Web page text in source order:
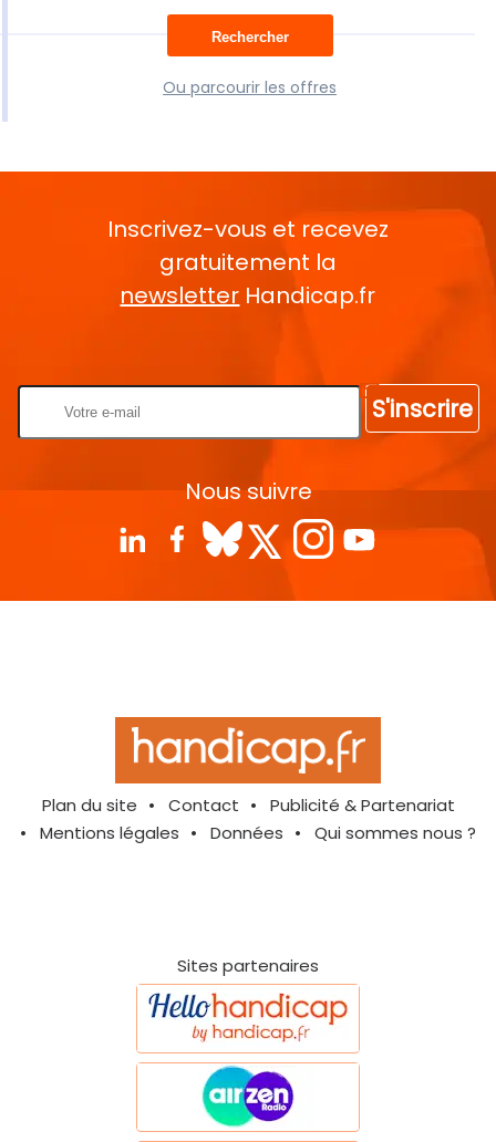
Ou parcourir les offres
Inscrivez-vous et recevez
gratuitement la
newsletter Handicap.fr
S'inscrire
Nous suivre
Plan du site Contact
Publicité & Partenariat
Mentions légales
Données Qui sommes nous ?
Sites partenaires